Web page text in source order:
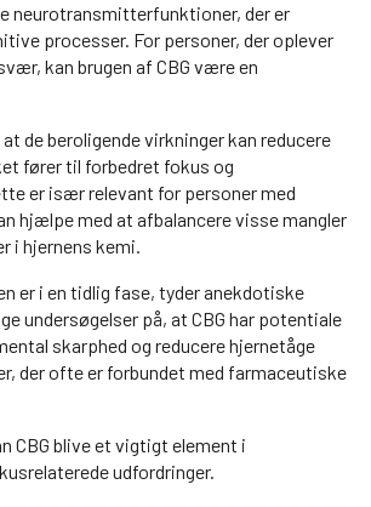
neurotransmitterfunktioner, der er
processer. For personer, der oplever
kan brugen af CBG være en
de beroligende virkninger kan reducere
fører til forbedret fokus og
er især relevant for personer med
hjælpe med at afbalancere visse mangler
i hjernens kemi.
er i en tidlig fase, tyder anekdotiske
undersøgelser på, at CBG har potentiale
skarphed og reducere hjernetåge
der ofte er forbundet med farmaceutiske
CBG blive et vigtigt element i
udfordringer.